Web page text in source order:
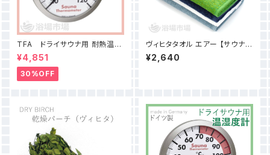
TFA ドライサウナ用 耐熱温度
計
¥4,851
30%OFF
ヴィヒタタオル エアー 【サウナ＆
浴室内 専用タオル】
¥2,640